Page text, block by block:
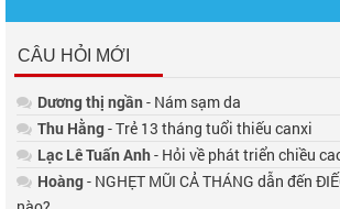
CÂU HỎI MỚI
Dương thị ngần- Nám sạm da
Thu Hằng- Trẻ 13 tháng tuổi thiếu canxi
Lạc Lê Tuấn Anh- Hỏi về phát triển chiều
Hoàng- NGHẸT MŨI CẢ THÁNG dẫn đến